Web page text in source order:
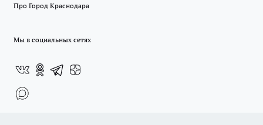
Про Город Краснодара
Мы в социальных сетях